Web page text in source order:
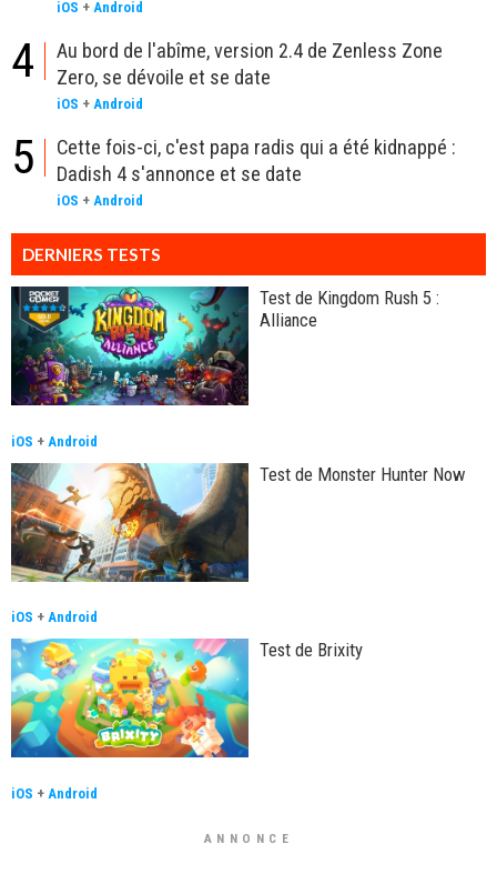
iOS + Android
4
Au bord de l'abîme, version 2.4 de Zenless Zone
Zero, se dévoile et se date
iOS + Android
5
Cette fois-ci, c'est papa radis qui a été kidnappé :
Dadish 4 s'annonce et se date
iOS + Android
DERNIERS TESTS
Test de Kingdom Rush 5 :
Alliance
iOS + Android
Test de Monster Hunter Now
iOS + Android
Test de Brixity
iOS + Android
ANNONCE